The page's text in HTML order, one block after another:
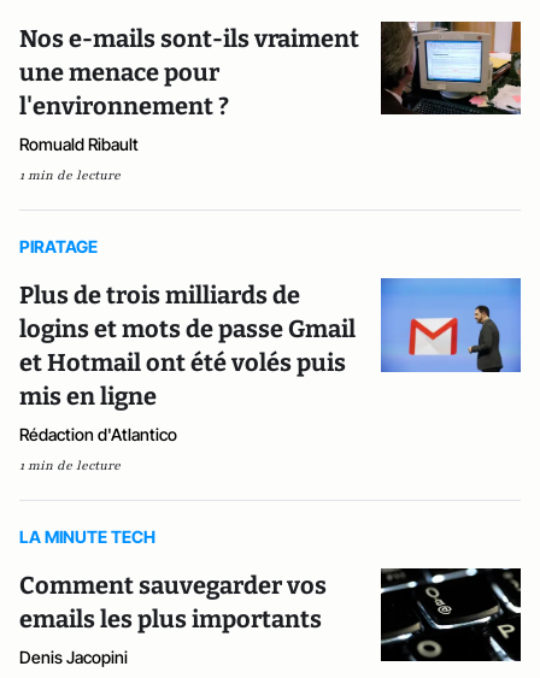
Nos e-mails sont-ils vraiment
une menace pour
l'environnement ?
Romuald Ribault
1 min de lecture
PIRATAGE
Plus de trois milliards de
logins et mots de passe Gmail
et Hotmail ont été volés puis
mis en ligne
Rédaction d'Atlantico
1 min de lecture
LA MINUTE TECH
Comment sauvegarder vos
emails les plus importants
Denis Jacopini